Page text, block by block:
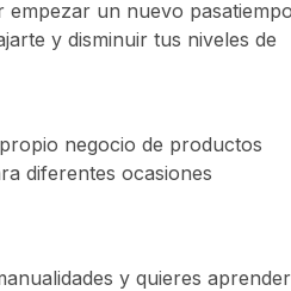
empezar un nuevo
y disminuir tus niveles de
negocio de productos
diferentes ocasiones
y quieres aprender